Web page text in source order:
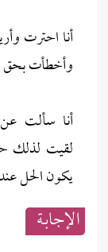
أنا احترت
وأخطأت بحق
أنا سألت
لقيت لذلك
يكون الحل
الإجابــة